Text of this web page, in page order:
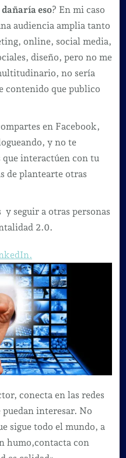
dañaría eso? En mi caso
audiencia amplia tanto
online, social media,
diseño, pero no me
no sería
contenido que publico
en Facebook,
y no te
que interactúen con tu
de plantearte otras
seguir a otras personas
2.0.
conecta en las redes
puedan interesar. No
sigue todo el mundo, a
humo,contacta con